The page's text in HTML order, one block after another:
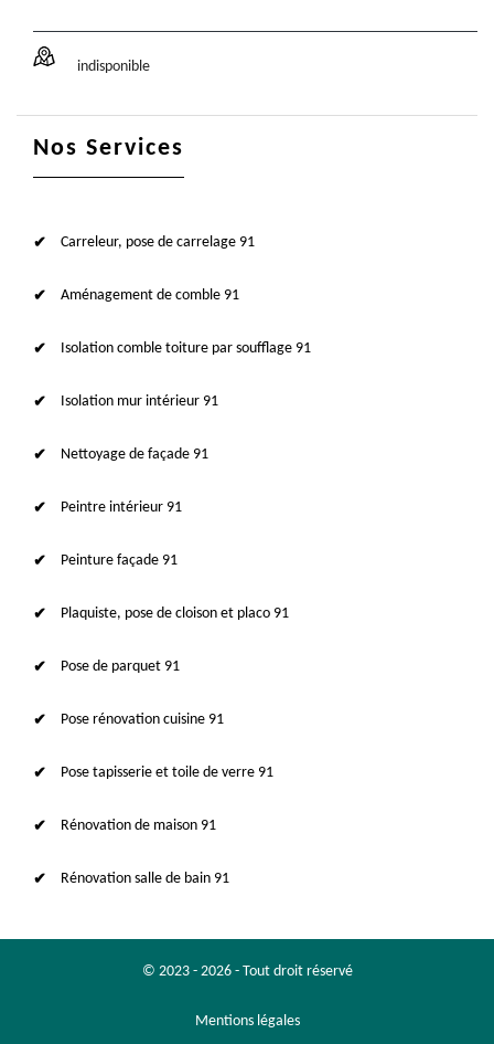
indisponible
Nos Services
Carreleur, pose de carrelage 91
Aménagement de comble 91
Isolation comble toiture par soufflage 91
Isolation mur intérieur 91
Nettoyage de façade 91
Peintre intérieur 91
Peinture façade 91
Plaquiste, pose de cloison et placo 91
Pose de parquet 91
Pose rénovation cuisine 91
Pose tapisserie et toile de verre 91
Rénovation de maison 91
Rénovation salle de bain 91
© 2023 - 2026 - Tout droit réservé
Mentions légales